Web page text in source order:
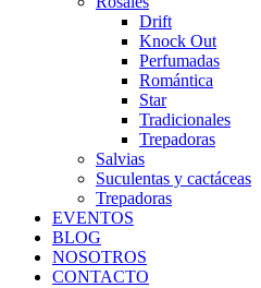
Drift
Knock Out
Perfumadas
Romántica
Star
Tradicionales
Trepadoras
Salvias
Suculentas y cactáceas
Trepadoras
EVENTOS
BLOG
NOSOTROS
CONTACTO